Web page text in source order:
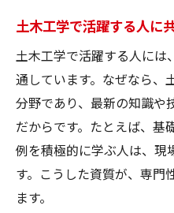
土木工学で活躍する人に
土木工学で活躍する人に
通しています。なぜなら、
分野であり、最新の知識や
だからです。たとえば、基
例を積極的に学ぶ人は、現
す。こうした資質が、専門
ます。